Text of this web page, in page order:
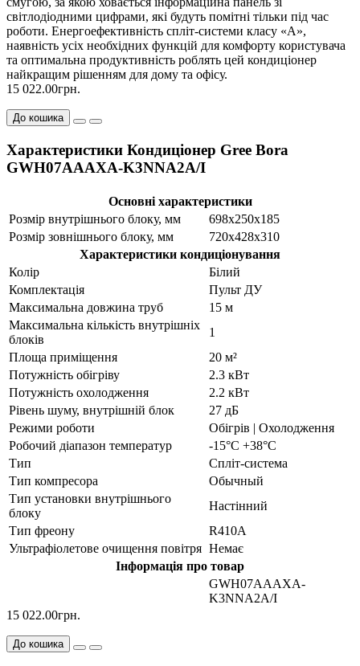
світлодіодними цифрами, які будуть помітні тільки під час
роботи. Енергоефективність спліт-системи класу «А»,
наявність усіх необхідних функцій для комфорту користувача
та оптимальна продуктивність роблять цей кондиціонер
найкращим рішенням для дому та офісу.
15 022.00грн.
До кошика
Характеристики Кондиціонер Gree Bora
GWH07AAAXA-K3NNA2A/I
Основні характеристики
Розмір внутрішнього блоку, мм
698x250x185
Розмір зовнішнього блоку, мм
720х428х310
Характеристики кондиціонування
Колір
Білий
Комплектація
Пульт ДУ
Максимальна довжина труб
15 м
Максимальна кількість внутрішніх
блоків
1
Площа приміщення
20 м²
Потужність обігріву
2.3 кВт
Потужність охолодження
2.2 кВт
Рівень шуму, внутрішній блок
27 дБ
Режими роботи
Обігрів | Охолодження
Робочий діапазон температур
-15°С +38°С
Тип
Спліт-система
Тип компресора
Обычный
Тип установки внутрішнього
блоку
Настінний
Тип фреону
R410A
Ультрафіолетове очищення повітря Немає
Інформація про товар
GWH07AAAXA-
K3NNA2A/I
15 022.00грн.
До кошика